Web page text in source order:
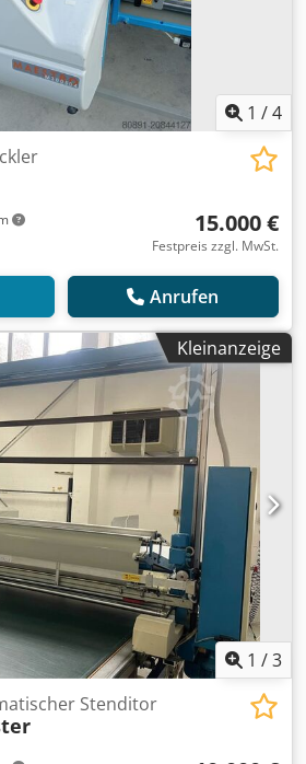
1 /4
15.000 €
Festpreis zzgl. MwSt.
Anrufen
Kleinanzeige
1 /3
Stenditor